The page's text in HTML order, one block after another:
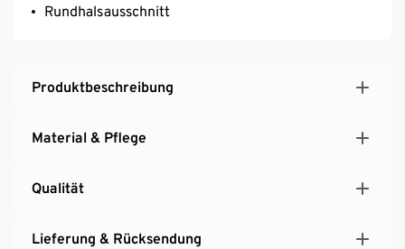
Rundhalsausschnitt
Produktbeschreibung
Material & Pflege
Qualität
Lieferung & Rücksendung